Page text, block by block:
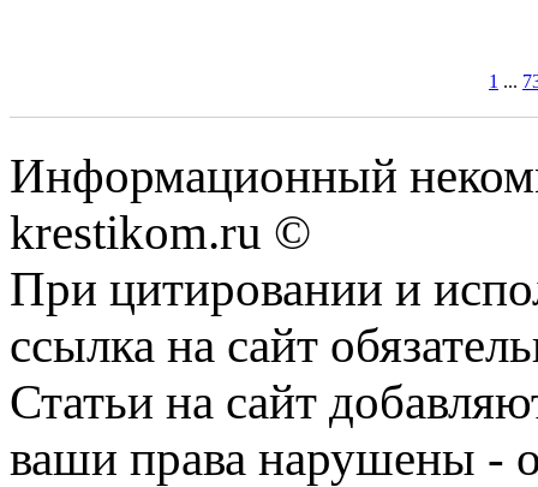
1 ...
Информационный
krestikom.ru ©
При цитировании и
ссылка на сайт
Статьи на сайт
ваши права нарушены -